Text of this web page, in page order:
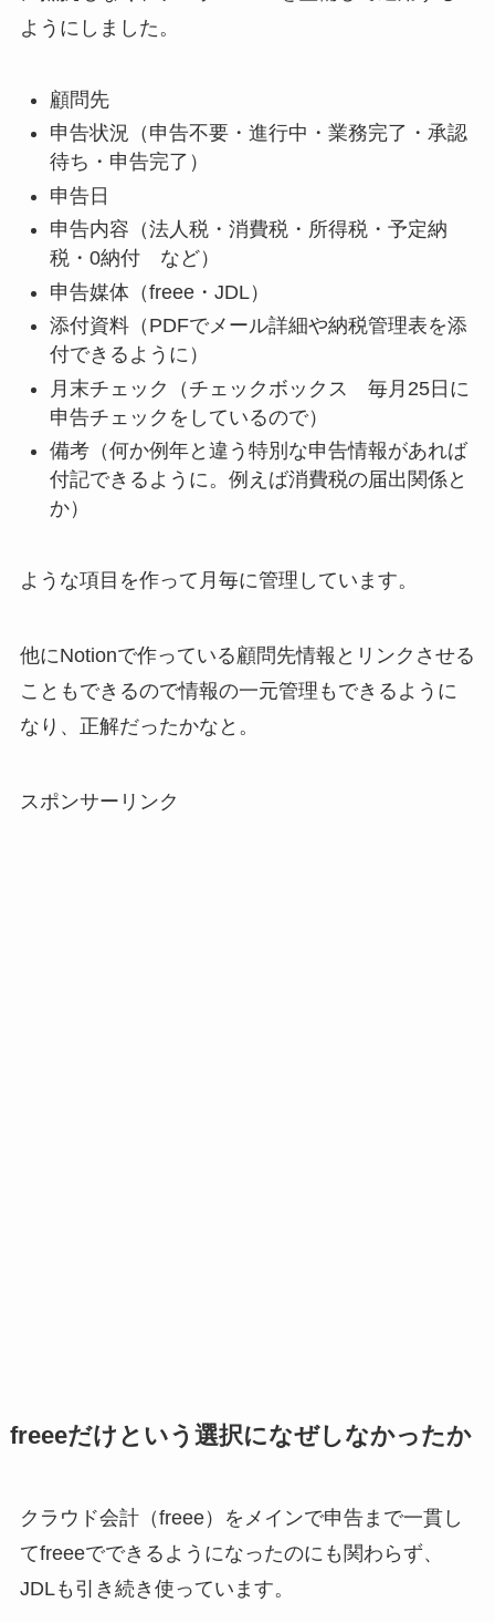
ようにしました。
顧問先
申告状況（申告不要・進行中・業務完了・承認
待ち・申告完了）
申告日
申告内容（法人税・消費税・所得税・予定納
税・0納付 など）
申告媒体（freee・JDL）
添付資料（PDFでメール詳細や納税管理表を添
付できるように）
月末チェック（チェックボックス 毎月25日に
申告チェックをしているので）
備考（何か例年と違う特別な申告情報があれば
付記できるように。例えば消費税の届出関係と
か）
ような項目を作って月毎に管理しています。
他にNotionで作っている顧問先情報とリンクさせる
こともできるので情報の一元管理もできるように
なり、正解だったかなと。
スポンサーリンク
freeeだけという選択になぜしなかったか
クラウド会計（freee）をメインで申告まで一貫し
てfreeeでできるようになったのにも関わらず、
JDLも引き続き使っています。